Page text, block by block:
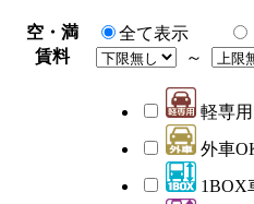
空・満 全て表示
賃料
～
軽専用
外車
1BOX